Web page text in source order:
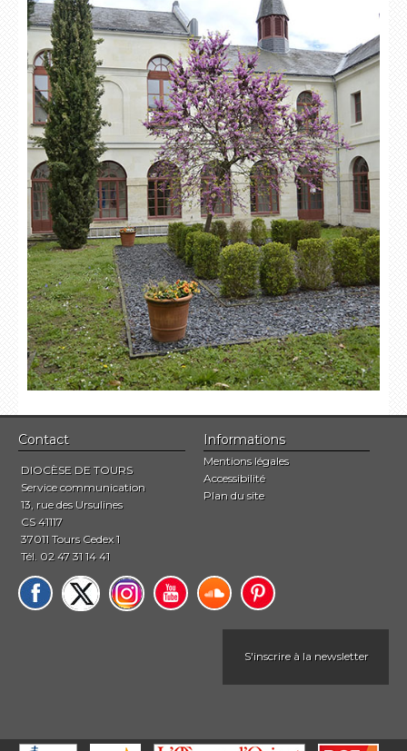
Contact
DIOCÈSE DE TOURS
Service communication
13, rue des Ursulines
CS 41117
37011 Tours Cedex 1
Tél. 02 47 31 14 41
Informations
Mentions légales
Accessibilité
Plan du site
S'inscrire à la newsletter